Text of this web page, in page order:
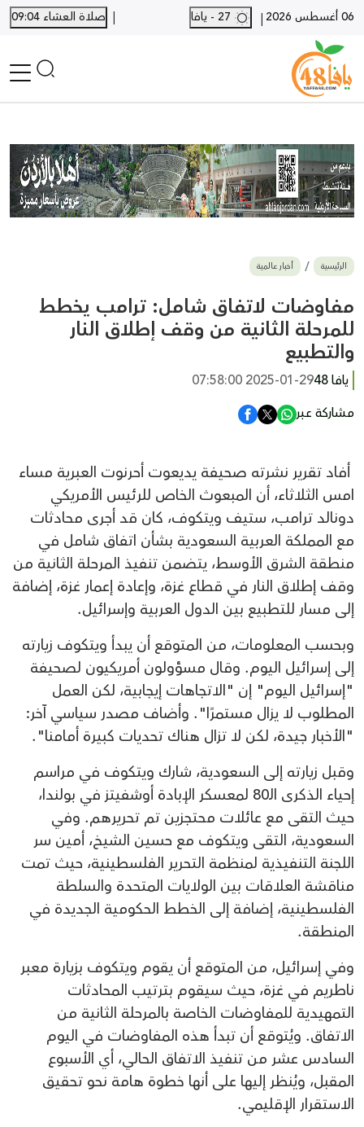
06 أغسطس 2026 |
| صلاة العشاء 09:04
أخبار محلية
أخبار يافا
SHORTS
أخبار اللد والرملة
بيع وشراء
أخبار القدس
وفيات
المزيد
الرئيسية أخبار عالمية
مفاوضات لاتفاق شامل: ترامب يخطط
للمرحلة الثانية من وقف إطلاق النار
والتطبيع
يافا 48
2025-01-29 07:58:00
مشاركة عبر
أفاد تقرير نشرته صحيفة يديعوت أحرنوت العبرية مساء
امس الثلاثاء، أن المبعوث الخاص للرئيس الأمريكي
دونالد ترامب، ستيف ويتكوف، كان قد أجرى محادثات
مع المملكة العربية السعودية بشأن اتفاق شامل في
منطقة الشرق الأوسط، يتضمن تنفيذ المرحلة الثانية من
وقف إطلاق النار في قطاع غزة، وإعادة إعمار غزة، إضافة
إلى مسار للتطبيع بين الدول العربية وإسرائيل.
وبحسب المعلومات، من المتوقع أن يبدأ ويتكوف زيارته
إلى إسرائيل اليوم. وقال مسؤولون أمريكيون لصحيفة
"إسرائيل اليوم" إن "الاتجاهات إيجابية، لكن العمل
المطلوب لا يزال مستمرًا". وأضاف مصدر سياسي آخر:
"الأخبار جيدة، لكن لا تزال هناك تحديات كبيرة أمامنا".
وقبل زيارته إلى السعودية، شارك ويتكوف في مراسم
إحياء الذكرى الـ80 لمعسكر الإبادة أوشفيتز في بولندا،
حيث التقى مع عائلات محتجزين تم تحريرهم. وفي
السعودية، التقى ويتكوف مع حسين الشيخ، أمين سر
اللجنة التنفيذية لمنظمة التحرير الفلسطينية، حيث تمت
مناقشة العلاقات بين الولايات المتحدة والسلطة
الفلسطينية، إضافة إلى الخطط الحكومية الجديدة في
المنطقة.
وفي إسرائيل، من المتوقع أن يقوم ويتكوف بزيارة معبر
ناطريم في غزة، حيث سيقوم بترتيب المحادثات
التمهيدية للمفاوضات الخاصة بالمرحلة الثانية من
الاتفاق. ويُتوقع أن تبدأ هذه المفاوضات في اليوم
السادس عشر من تنفيذ الاتفاق الحالي، أي الأسبوع
المقبل، ويُنظر إليها على أنها خطوة هامة نحو تحقيق
الاستقرار الإقليمي.